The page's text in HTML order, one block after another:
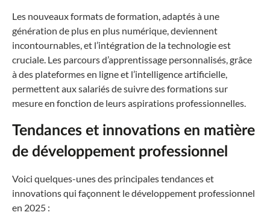
Les nouveaux formats de formation, adaptés à une
génération de plus en plus numérique, deviennent
incontournables, et l’intégration de la technologie est
cruciale. Les parcours d’apprentissage personnalisés, grâce
à des plateformes en ligne et l’intelligence artificielle,
permettent aux salariés de suivre des formations sur
mesure en fonction de leurs aspirations professionnelles.
Tendances et innovations en matière
de développement professionnel
Voici quelques-unes des principales tendances et
innovations qui façonnent le développement professionnel
en 2025 :